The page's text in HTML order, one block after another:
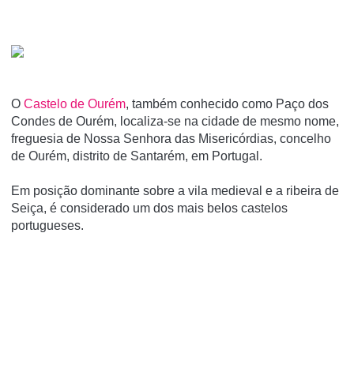
O Castelo de Ourém, também conhecido como Paço dos
Condes de Ourém, localiza-se na cidade de mesmo nome,
freguesia de Nossa Senhora das Misericórdias, concelho
de Ourém, distrito de Santarém, em Portugal.
Em posição dominante sobre a vila medieval e a ribeira de
Seiça, é considerado um dos mais belos castelos
portugueses.